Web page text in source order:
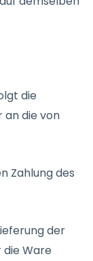
die
an die von
Zahlung des
der
Ware